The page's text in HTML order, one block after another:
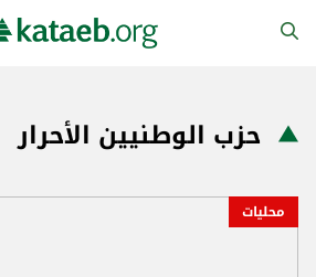
حزب الوطنيين الأحرار
محليات